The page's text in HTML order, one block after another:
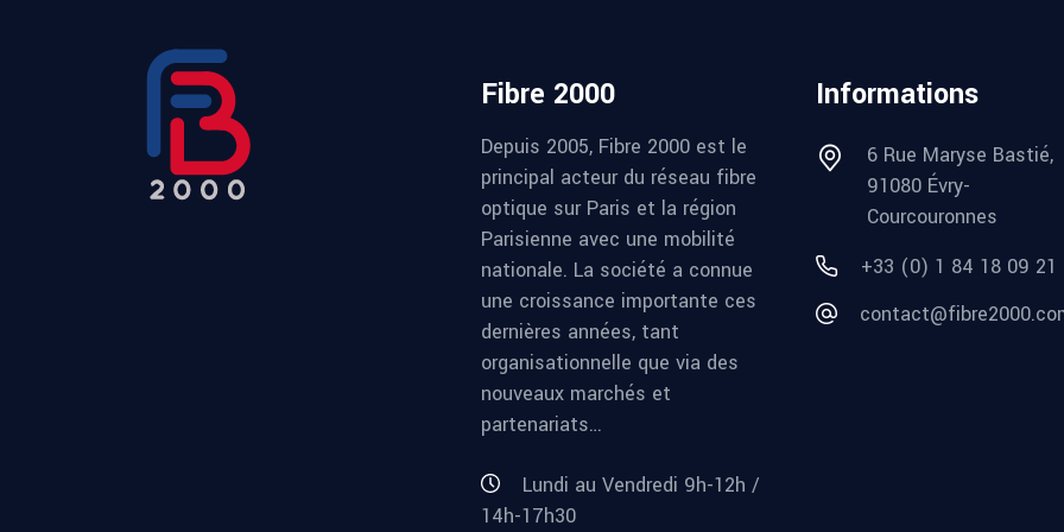
Fibre 2000
Depuis 2005, Fibre 2000 est le
principal acteur du réseau fibre
optique sur Paris et la région
Parisienne avec une mobilité
nationale. La société a connue
une croissance importante ces
dernières années, tant
organisationnelle que via des
nouveaux marchés et
partenariats…
Lundi au Vendredi 9h-12h /
14h-17h30
Informations
6 Rue Maryse Bastié,
91080 Évry-
Courcouronnes
+33 (0) 1 84 18 09 21